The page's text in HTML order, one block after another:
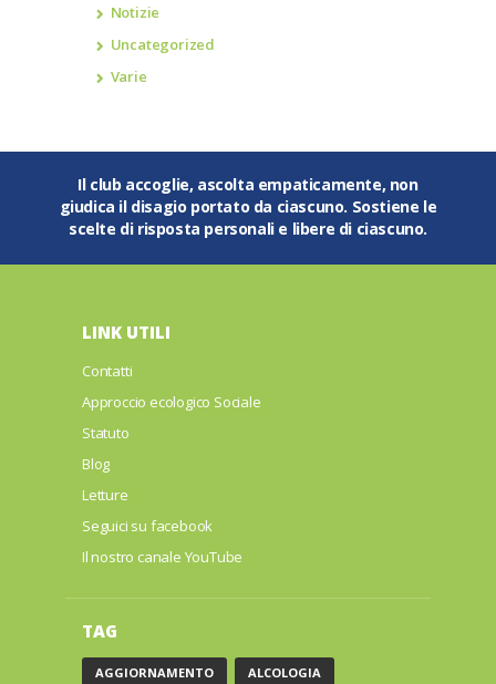
Notizie
Uncategorized
Varie
Il club accoglie, ascolta empaticamente, non
giudica il disagio portato da ciascuno. Sostiene le
scelte di risposta personali e libere di ciascuno.
LINK UTILI
Contatti
Approccio ecologico Sociale
Statuto
Blog
Letture
Seguici su facebook
Il nostro canale YouTube
TAG
AGGIORNAMENTO ALCOLOGIA